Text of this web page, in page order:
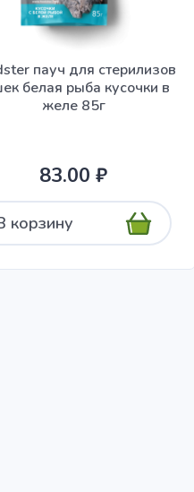
пауч для стерилизов
белая рыба кусочки в
желе 85г
83.00 ₽
корзину